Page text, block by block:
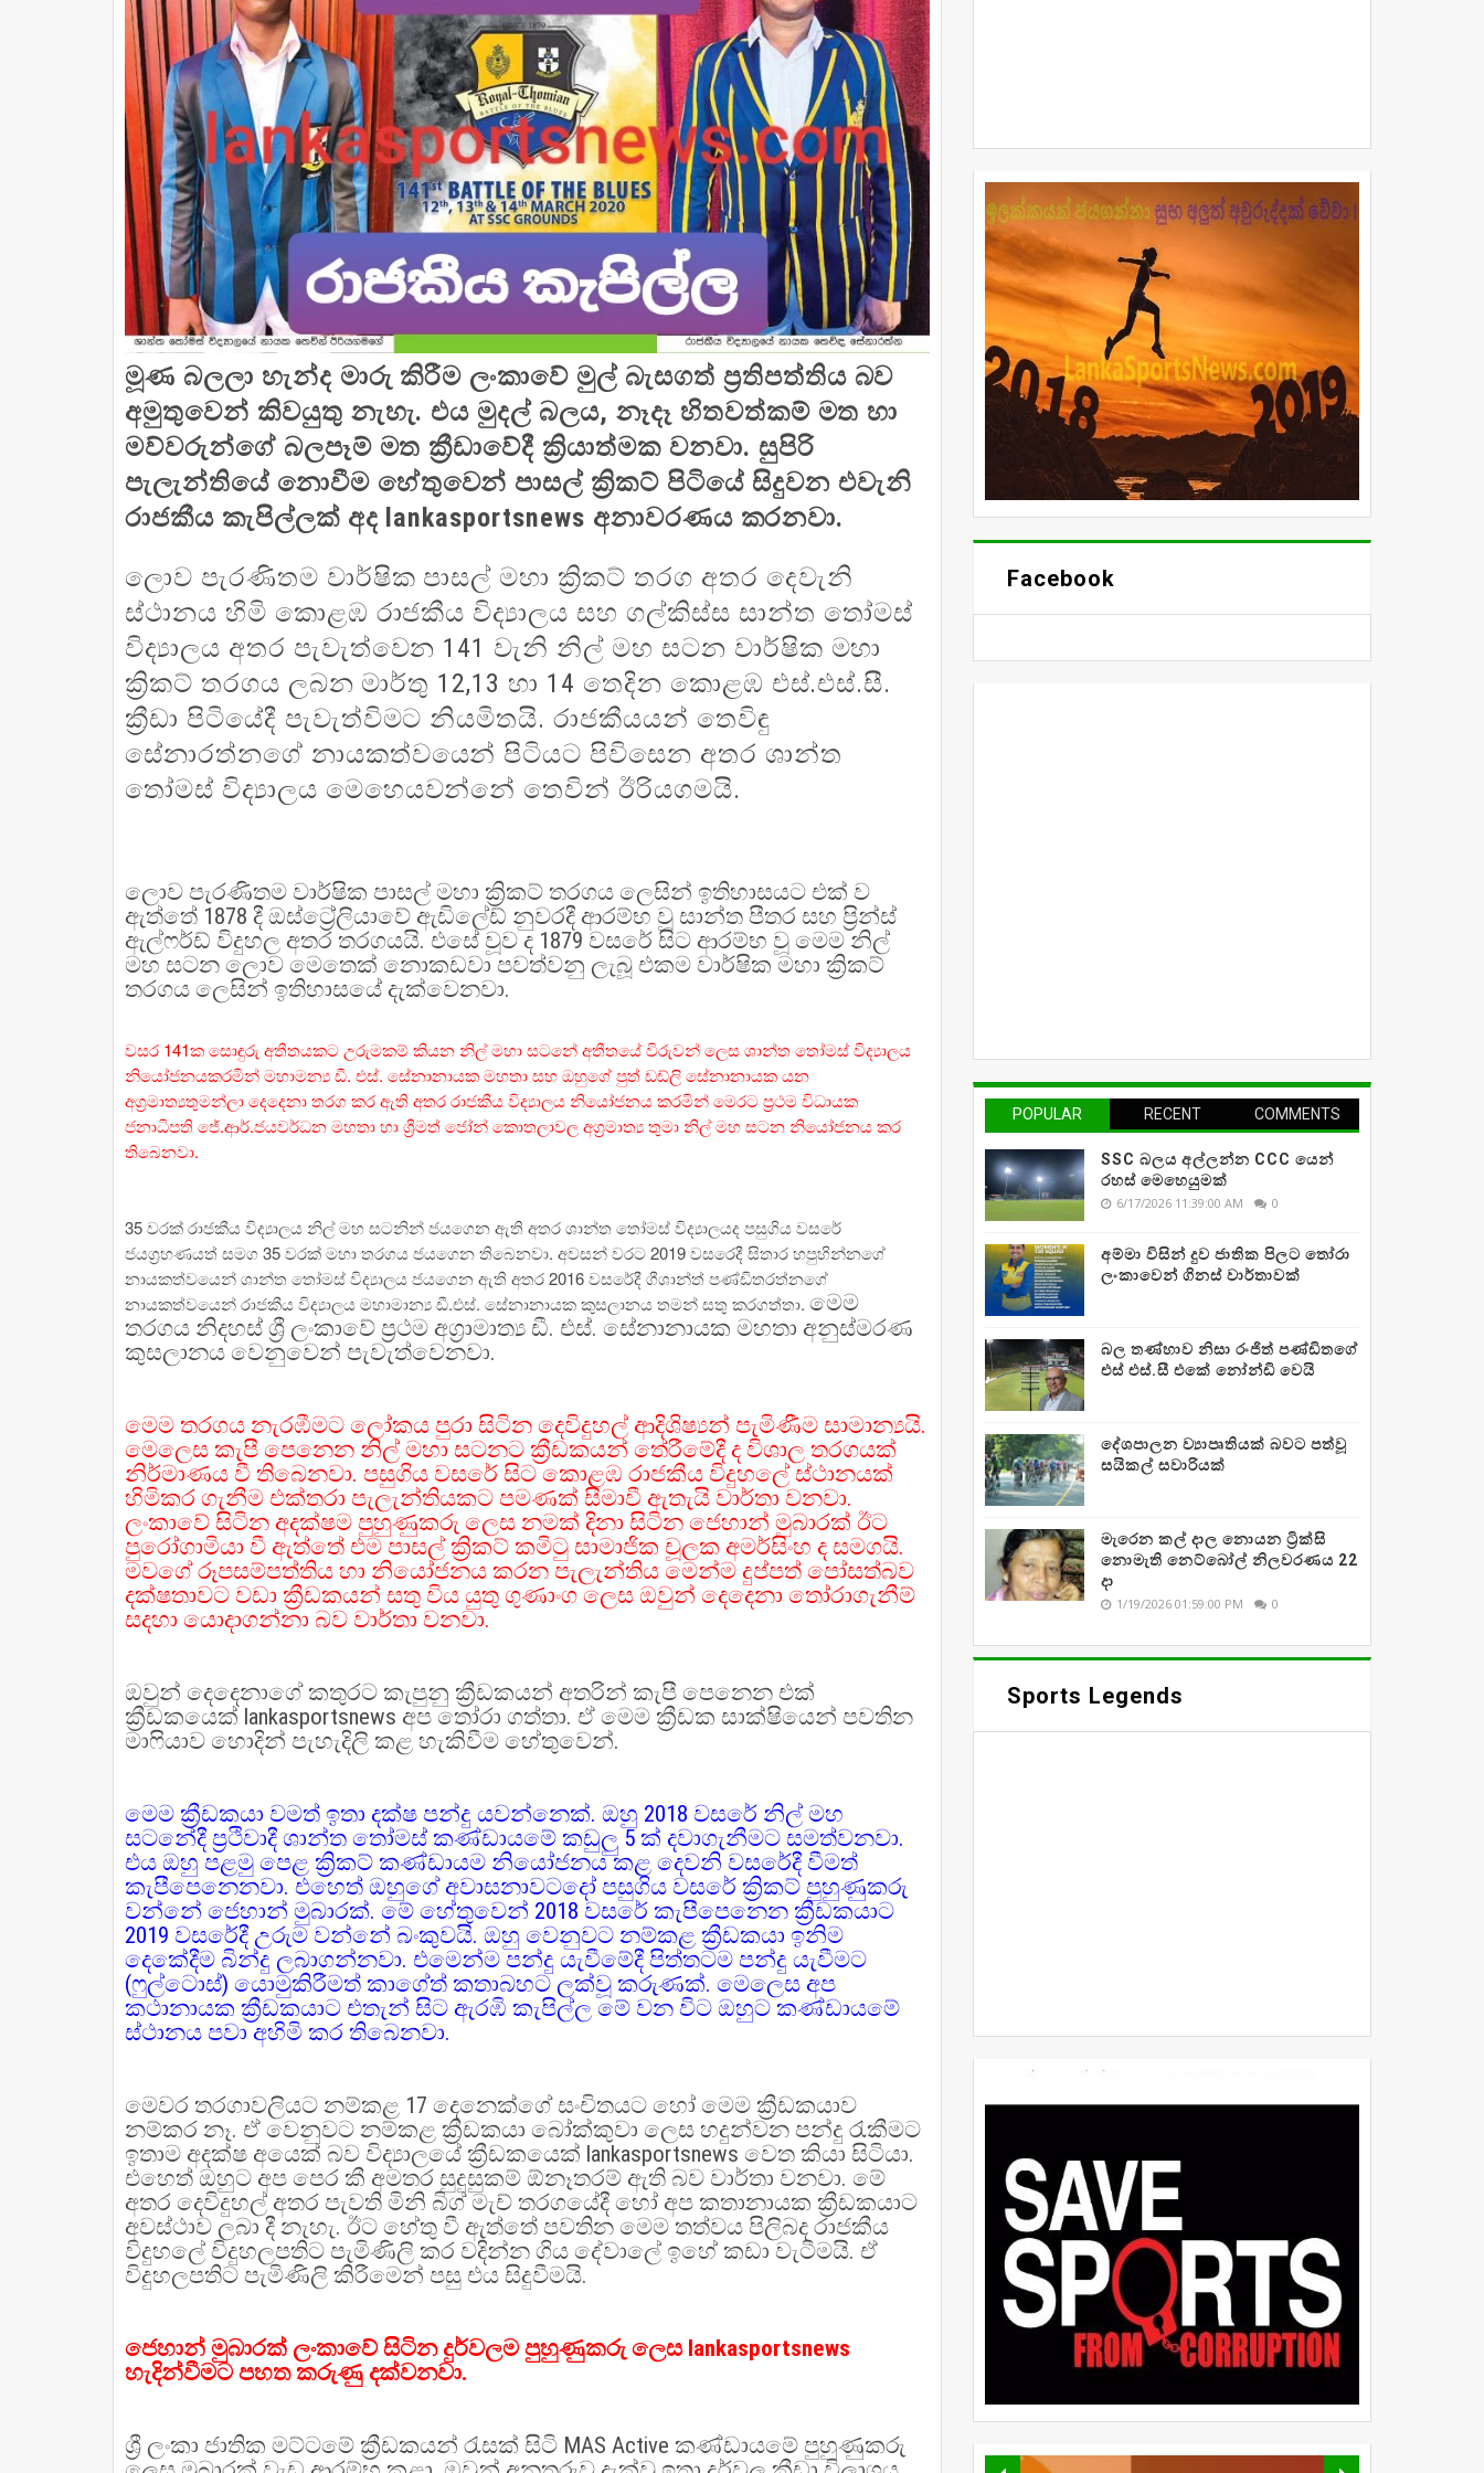
මූණ බලලා හැන්ද මාරු කිරීම ලංකාවේ මුල් බැසගත් ප්‍රතිපත්තිය බව
අමුතුවෙන් කිවයුතු නැහැ. එය මුදල් බලය, නෑදෑ හිතවත්කම් මත හා
මව්වරුන්ගේ බලපෑම් මත ක්‍රීඩාවේදී ක්‍රියාත්මක වනවා. සුපිරි
පැලැන්තියේ නොවීම හේතුවෙන් පාසල් ක්‍රිකට් පිටියේ සිදුවන එවැනි
‍‍‍‍‍‍‍‍‍‍‍‍‍‍‍රාජකීය කැපිල්ලක් අද lankasportsnews අනාවරණය කරනවා.
ලොව පැරණිතම වාර්ෂික පාසල් මහා ක්‍රිකට් තරග අතර දෙවැනි
ස්ථානය හිමි කොළඹ රාජකීය විද්‍යාලය සහ ගල්කිස්ස සාන්ත තෝමස්
විද්‍යාලය අතර පැවැත්වෙන 141 වැනි නිල් මහ සටන වාර්ෂික මහා
ක්‍රිකට් තරගය ලබන මාර්තු 12,13 හා 14 තෙදින කොළඹ එස්.එස්.සී.
ක්‍රීඩා පිටියේදී පැවැත්විමට නියමිතයි. රාජකීයයන් තෙවිඳු
සේනාරත්නගේ නායකත්වයෙන් පිටියට පිවිසෙන අතර ශාන්ත
තෝමස් විද්‍යාලය මෙහෙයවන්නේ තෙවින් ඊරියගමයි.
ලොව පැරණිතම වාර්ෂික පාසල් මහා ක්‍රිකට් තරගය ලෙසින් ඉතිහාසයට එක් ව
ඇත්තේ 1878 දී ඔස්ට්‍රේලියාවේ ඇඩිලේඩ් නුවරදී ආරම්භ වූ සාන්ත පීතර සහ ප්‍රින්ස්
ඇල්ෆර්ඩ් විදුහල අතර තරගයයි. එසේ වූව ද 1879 වසරේ සිට ආරම්භ වූ මෙම නිල්
මහ සටන ලොව මෙතෙක් නොකඩවා පවත්වනු ලැබූ එකම වාර්ෂික මහා ක්‍රිකට්
තරගය ලෙසින් ඉතිහාසයේ දැක්වෙනවා.
වසර 141ක සොඳුරු අතීතයකට උරුමකම් කියන නිල් මහා සටනේ අතීතයේ විරුවන් ලෙස ශාන්ත තෝමස් විද්‍යාලය
නියෝජනයකරමින් මහාමන්‍ය ඩී. එස්. සේනානායක මහතා සහ ඔහුගේ පුත් ඩඩ්ලි සේනානායක යන
අග්‍රමාත්‍යතුමන්ලා දෙදෙනා තරග කර ඇති අතර රාජකීය විද්‍යාලය නියෝජනය කරමින් මෙරට ප්‍රථම විධායක
ජනාධිපති ජේ.ආර්.ජයවර්ධන මහතා හා ශ්‍රීමත් ජෝන් කොතලාවල අග්‍රමාත්‍ය තුමා නිල් මහ සටන නියෝජනය කර
තිබෙනවා.
35 වරක් රාජකීය විද්‍යාලය නිල් මහ සටනින් ජයගෙන ඇති අතර ශාන්ත තෝමස් විද්‍යාලයද පසුගිය වසරේ
ජයග්‍රහණයත් සමග 35 වරක් මහා තරගය ජයගෙන තිබෙනවා. අවසන් වරට 2019 වසරෙදී සිතාර හපුහින්නගේ
නායකත්වයෙන් ශාන්ත තෝමස් විද්‍යාලය ජයගෙන ඇති අතර 2016 වසරේදී ගීශාන්ත් පණ්ඩිතරත්නගේ
නායකත්වයෙන් රාජකීය විද්‍යාලය මහාමාන්‍ය ඩී.එස්. සේනානායක කුසලානය තමන් සතු කරගත්තා. මෙම
තරගය නිදහස් ශ්‍රී ලංකාවේ ප්‍රථම අග්‍රාමාත්‍ය ඩී. එස්. සේනානායක මහතා අනුස්මරණ
කුසලානය වෙනුවෙන් පැවැත්වෙනවා.
මෙම තරගය නැරඹීමට ලෝකය පුරා සිටින දෙවිදුහල් ආදිශිෂ්‍යන් පැමිණීම සාමාන්‍යයි.
මෙලෙස කැපී පෙනෙන නිල් මහා සටනට ක්‍රීඩකයන් තේරීමේදී ද විශාල තරගයක්
නිර්මාණය වී තිබෙනවා. පසුගිය වසරේ සිට කොළඹ රාජකීය විදුහලේ ස්ථානයක්
හිමිකර ගැනීම එක්තරා පැලැන්තියකට පමණක් සීමාවී ඇතැයි වාර්තා වනවා.
ලංකාවේ සිටින අදක්ෂම පුහුණුකරු ලෙස නමක් දිනා සිටින ජෙහාන් මුබාරක් ඊට
පුරෝගාමියා වී ඇත්තේ එම පාසල් ක්‍රිකට් කමිටු සාමාජික චූලක අමර්සිංහ ද සමගයි.
මවගේ රූපසම්පත්තිය හා නියෝජනය කරන පැලැන්තිය මෙන්ම දුප්පත් පෝසත්බව
දක්ෂතාවට වඩා ක්‍රීඩකයන් සතු විය යුතු ගුණාංග ලෙස ඔවුන් දෙදෙනා තෝරාගැනීම්
සදහා යොදාගන්නා බව වාර්තා වනවා.
ඔවුන් දෙදෙනාගේ කතුරට කැපුනු ක්‍රීඩකයන් අතරින් කැපී පෙනෙන එක්
ක්‍රීඩකයෙක් lankasportsnews අප තෝරා ගත්තා. ඒ මෙම ක්‍රීඩක සාක්ෂියෙන් පවතින
මාෆියාව හොදින් පැහැදිලි කළ හැකිවීම හේතුවෙන්.
මෙම ක්‍රීඩකයා වමත් ඉතා දක්ෂ පන්දු යවන්නෙක්. ඔහු 2018 වසරේ නිල් මහ
සටනේදී ප්‍රථිවාදී ශාන්ත තෝමස් කණ්ඩායමේ කඩුලු 5 ක් දවාගැනීමට සමත්වනවා.
එය ඔහු පළමු පෙළ ක්‍රිකට් කණ්ඩායම නියෝජනය කළ දෙවනි වසරේදී වීමත්
කැපීපෙනෙනවා. එහෙත් ඔහුගේ අවාසනාවටදෝ පසුගිය වසරේ ක්‍රිකට් පුහුණුකරු
වන්නේ ජෙහාන් මුබාරක්. මේ හේතුවෙන් 2018 වසරේ කැපීපෙනෙන ක්‍රීඩකයාට
2019 වසරේදී උරුම වන්නේ බංකුවයි. ඔහු වෙනුවට නම්කළ ක්‍රීඩකයා ඉනිම
දෙකේදීම බින්දු ලබාගන්නවා. එමෙන්ම පන්දු යැවීමේදී පිත්තටම පන්දු යැවීමට
(ෆුල්ටොස්) යොමුකිරීමත් කාගේත් කතාබහට ලක්වූ කරුණක්. මෙලෙස අප
කථානායක ක්‍රීඩකයාට එතැන් සිට ඇරඹි කැපිල්ල මේ වන විට ඔහුට කණ්ඩායමේ
ස්ථානය පවා අහිමි කර තිබෙනවා.
මෙවර තරගාවලියට නම්කළ 17 දෙනෙක්ගේ සංචිතයට හෝ මෙම ක්‍රීඩකයාව
නම්කර නෑ. ඒ වෙනුවට නම්කළ ක්‍රීඩකයා බෝක්කුවා ලෙස හදුන්වන පන්දු රැකීමට
ඉතාම අදක්ෂ අයෙක් බව විද්‍යාලයේ ක්‍රීඩකයෙක් lankasportsnews වෙත කියා සිටියා.
එහෙත් ඔහුට අප පෙර කී අමතර සුදුසුකම් ඕනෑතරම් ඇති බව වාර්තා වනවා. මේ
අතර දෙවිදුහල් අතර පැවති මිනි බිග් මැච් තරගයේදී හෝ අප කතානායක ක්‍රීඩකයාට
අවස්ථාව ලබා දී නැහැ. ඊට හේතු වී ඇත්තේ පවතින මෙම තත්වය පිලිබද රාජකීය
විදුහලේ විදුහලපතිට පැමිණිලි කර වදින්න ගිය දේවාලේ ඉහේ කඩා වැටීමයි. ඒ
විදුහලපතිට පැමිණිලි කිරීමෙන් පසු එය සිදුවීමයි.
ජෙහාන් මුබාරක් ලංකාවේ සිටින දුර්වලම පුහුණුකරු ලෙස lankasportsnews
හැදින්වීමට පහත කරුණු දක්වනවා.
ශ්‍රී ලංකා ජාතික මට්ටමේ ක්‍රීඩකයන් රැසක් සිටි MAS Active කණ්ඩායමේ පුහුණුකරු
Facebook
POPULAR RECENT COMMENTS
SSC බලය අල්ලන්න CCC යෙන්
රහස් මෙහෙයුමක්
6/17/2026 11:39:00 AM 0
අම්මා විසින් දුව ජාතික පිලට තෝරා
ලංකාවෙන් ගිනස් වාර්තාවක්
බල තණ්හාව නිසා රංජිත් පණ්ඩිතගේ
එස් එස්.සී එකේ නෝන්ඩි වෙයි
දේශපාලන ව්‍යාපෘතියක් බවට පත්වූ
සයිකල් සවාරියක්
මැරෙන කල් දාල නොයන ට්‍රික්සි
නොමැති නෙට්බෝල් නිලවරණය 22
දා
1/19/2026 01:59:00 PM 0
Sports Legends